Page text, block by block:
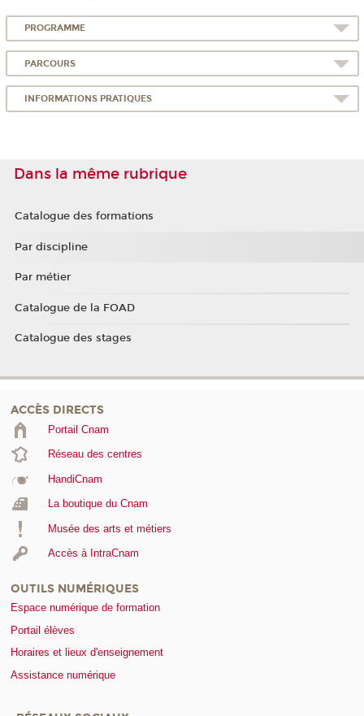
PROGRAMME
PARCOURS
INFORMATIONS PRATIQUES
Dans la même rubrique
Catalogue des formations
Par discipline
Par métier
Catalogue de la FOAD
Catalogue des stages
ACCÈS DIRECTS
Portail Cnam
Réseau des centres
HandiCnam
La boutique du Cnam
Musée des arts et métiers
Accès à IntraCnam
OUTILS NUMÉRIQUES
Espace numérique de formation
Portail élèves
Horaires et lieux d'enseignement
Assistance numérique